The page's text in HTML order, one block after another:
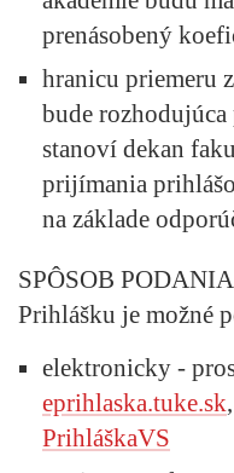
prenásobený
hranicu priemeru
bude
stanoví dekan
prijímania
na základe
SPÔSOB
Prihlášku je možné
elektronicky -
eprihlaska.tuke.sk
PrihláškaVS